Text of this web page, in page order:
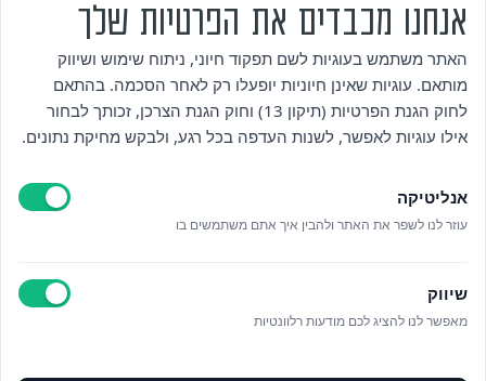
אזור אישי
מדיניות פרטיות
הצהרת נגישות
ניהול עוגיות
אנחנו מכבדים את הפרטיות שלך
האתר משתמש בעוגיות לשם תפקוד חיוני, ניתוח שימוש ושיווק
מותאם. עוגיות שאינן חיוניות יופעלו רק לאחר הסכמה. בהתאם
לחוק הגנת הפרטיות (תיקון 13) וחוק הגנת הצרכן, זכותך לבחור
אילו עוגיות לאפשר, לשנות העדפה בכל רגע, ולבקש מחיקת נתונים.
אנליטיקה
עוזר לנו לשפר את האתר ולהבין איך אתם משתמשים בו
שיווק
מאפשר לנו להציג לכם מודעות רלוונטיות